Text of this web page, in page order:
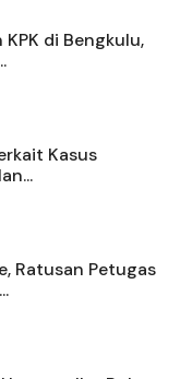
di Bengkulu,
Kasus
Ratusan Petugas